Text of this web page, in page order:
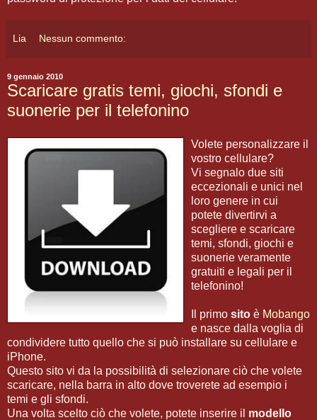
Lia Nessun commento:
9 gennaio 2010
Scaricare gratis temi, giochi, sfondi e
suonerie per il telefonino
Volete personalizzare il
vostro cellulare?
Vi segnalo due siti
eccezionali e unici nel
loro genere in cui
potete divertirvi a
scegliere e scaricare
temi, sfondi, giochi e
suonerie veramente
gratuiti e legali per il
telefonino!
Il primo sito è Mobango
e nasce dalla voglia di
condividere tutto quello che si può installare su cellulare e
iPhone.
Questo sito vi da la possibilità di selezionare ciò che volete
scaricare, nella barra in alto dove troverete ad esempio i
temi e gli sfondi.
Una volta scelto ciò che volete, potete inserire il modello